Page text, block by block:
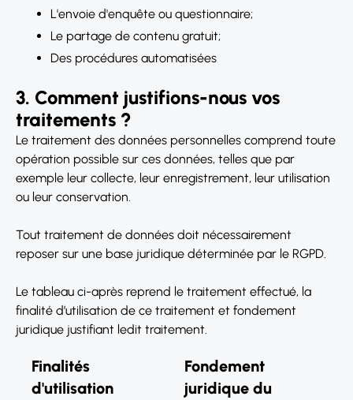
L'envoie d'enquête ou questionnaire;
Le partage de contenu gratuit;
Des procédures automatisées
3. Comment justifions-nous vos
traitements ?
Le traitement des données personnelles comprend toute
opération possible sur ces données, telles que par
exemple leur collecte, leur enregistrement, leur utilisation
ou leur conservation.
Tout traitement de données doit nécessairement
reposer sur une base juridique déterminée par le RGPD.
Le tableau ci-après reprend le traitement effectué, la
finalité d’utilisation de ce traitement et fondement
juridique justifiant ledit traitement.
Finalités
d'utilisation
Fondement
juridique du